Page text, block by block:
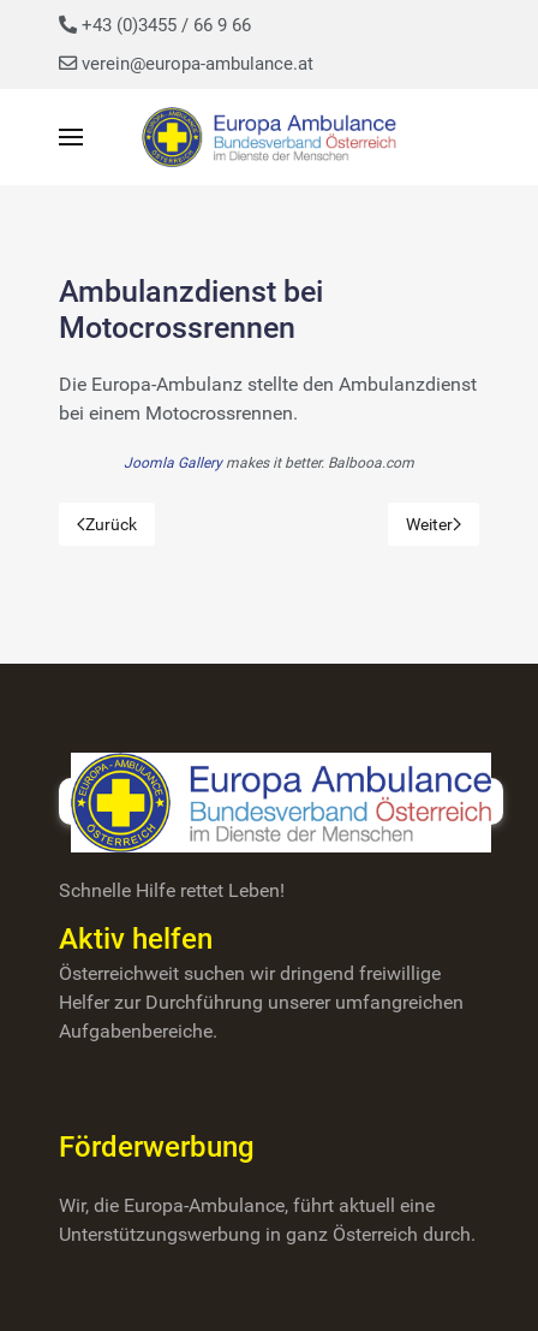
+43 (0)3455 / 66 9 66
verein@europa-ambulance.at
Ambulanzdienst bei
Motocrossrennen
Die Europa-Ambulanz stellte den Ambulanzdienst
bei einem Motocrossrennen.
Joomla Gallerymakes it better. Balbooa.com
Vorheriger Beitrag: Einsatzübung und Hochseilschulung
Zurück Nächster
Weiter
Schnelle Hilfe rettet Leben!
Aktiv helfen
Österreichweit suchen wir dringend freiwillige
Helfer zur Durchführung unserer umfangreichen
Aufgabenbereiche.
Förderwerbung
Wir, die Europa-Ambulance, führt aktuell eine
Unterstützungswerbung in ganz Österreich durch.